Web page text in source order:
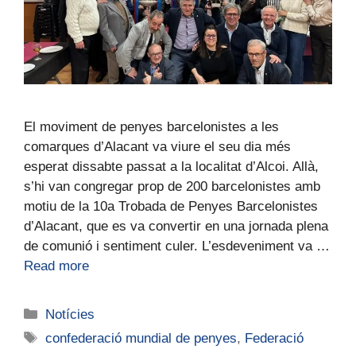
El moviment de penyes barcelonistes a les
comarques d’Alacant va viure el seu dia més
esperat dissabte passat a la localitat d’Alcoi. Allà,
s’hi van congregar prop de 200 barcelonistes amb
motiu de la 10a Trobada de Penyes Barcelonistes
d’Alacant, que es va convertir en una jornada plena
de comunió i sentiment culer. L’esdeveniment va …
Read more
Notícies
confederació mundial de penyes, Federació